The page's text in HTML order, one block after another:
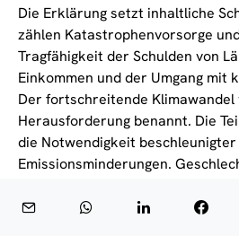
Die Erklärung setzt inhaltliche
zählen Katastrophenvorsorge
Tragfähigkeit der Schulden von
Einkommen und der Umgang mit
Der fortschreitende
Herausforderung benannt. Die
die Notwendigkeit beschleunigter
Emissionsminderungen.